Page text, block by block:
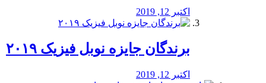
اکتبر 12, 2019
برندگان جایزه نوبل فیزیک ۲۰۱۹
اکتبر 12, 2019